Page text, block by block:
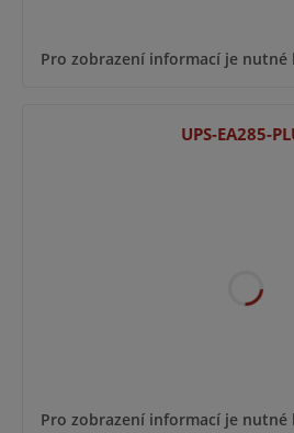
Pro zobrazení informací je
UPS-EA285-
Pro zobrazení informací je